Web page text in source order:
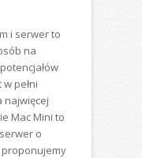
i serwer to
na
pełni
najwięcej
Mac Mini to
o
proponujemy